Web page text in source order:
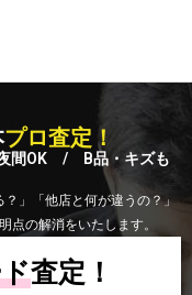
プロ査定！
間OK / B品・キズも
？」「他店と何が違うの？」
点の解消をいたします。
査定！